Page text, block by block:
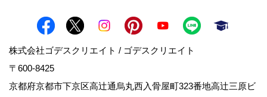
株式会社ゴデスクリエイト / ゴデスクリエイト
〒600-8425
京都府京都市下京区高辻通烏丸西入骨屋町323番地高辻三原ビ